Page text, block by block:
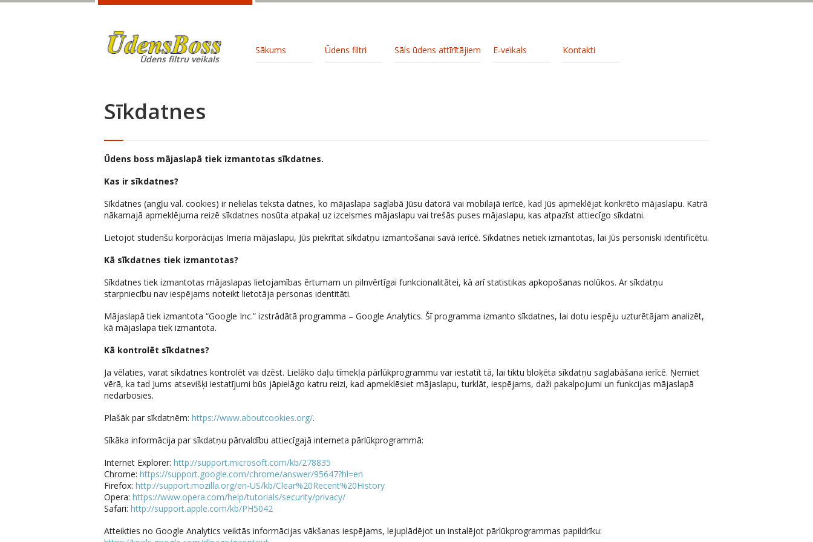
Ūdens filtru veikals
Sākums Ūdens filtri Sāls ūdens attīrītājiem E-veikals Kontakti
Sīkdatnes
Ūdens boss mājaslapā tiek izmantotas sīkdatnes.
Kas ir sīkdatnes?
Sīkdatnes (angļu val. cookies) ir nelielas teksta datnes, ko mājaslapa saglabā Jūsu datorā vai mobilajā ierīcē, kad Jūs apmeklējat konkrēto mājaslapu. Katrā
nākamajā apmeklējuma reizē sīkdatnes nosūta atpakaļ uz izcelsmes mājaslapu vai trešās puses mājaslapu, kas atpazīst attiecīgo sīkdatni.
Lietojot studenšu korporācijas Imeria mājaslapu, Jūs piekrītat sīkdatņu izmantošanai savā ierīcē. Sīkdatnes netiek izmantotas, lai Jūs personiski identificētu.
Kā sīkdatnes tiek izmantotas?
Sīkdatnes tiek izmantotas mājaslapas lietojamības ērtumam un pilnvērtīgai funkcionalitātei, kā arī statistikas apkopošanas nolūkos. Ar sīkdatņu
starpniecību nav iespējams noteikt lietotāja personas identitāti.
Mājaslapā tiek izmantota “Google Inc.” izstrādātā programma – Google Analytics. Šī programma izmanto sīkdatnes, lai dotu iespēju uzturētājam analizēt,
kā mājaslapa tiek izmantota.
Kā kontrolēt sīkdatnes?
Ja vēlaties, varat sīkdatnes kontrolēt vai dzēst. Lielāko daļu tīmekļa pārlūkprogrammu var iestatīt tā, lai tiktu bloķēta sīkdatņu saglabāšana ierīcē. Ņemiet
vērā, ka tad Jums atsevišķi iestatījumi būs jāpielāgo katru reizi, kad apmeklēsiet mājaslapu, turklāt, iespējams, daži pakalpojumi un funkcijas mājaslapā
nedarbosies.
Plašāk par sīkdatnēm: https://www.aboutcookies.org/.
Sīkāka informācija par sīkdatņu pārvaldību attiecīgajā interneta pārlūkprogrammā:
Internet Explorer: http://support.microsoft.com/kb/278835
Chrome: https://support.google.com/chrome/answer/95647?hl=en
Firefox: http://support.mozilla.org/en-US/kb/Clear%20Recent%20History
Opera: https://www.opera.com/help/tutorials/security/privacy/
Safari: http://support.apple.com/kb/PH5042
Atteikties no Google Analytics veiktās informācijas vākšanas iespējams, lejuplādējot un instalējot pārlūkprogrammas papildrīku: